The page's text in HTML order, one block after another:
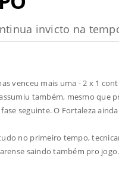
invicto na
venceu mais uma - 2 x 1
também, mesmo que
seguinte. O Fortaleza
no primeiro tempo,
saindo também pro